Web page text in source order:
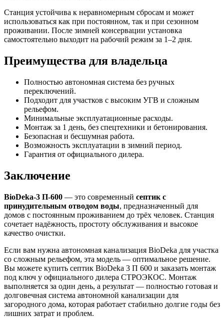
Станция устойчива к неравномерным сбросам и может
использоваться как при постоянном, так и при сезонном
проживании. После зимней консервации установка
самостоятельно выходит на рабочий режим за 1–2 дня.
Преимущества для владельца
Полностью автономная система без ручных
переключений.
Подходит для участков с высоким УГВ и сложным
рельефом.
Минимальные эксплуатационные расходы.
Монтаж за 1 день, без спецтехники и бетонирования.
Безопасная и бесшумная работа.
Возможность эксплуатации в зимний период.
Гарантия от официального дилера.
Заключение
BioDeka-3 П-600 — это современный септик с
принудительным отводом воды, предназначенный для
домов с постоянным проживанием до трёх человек. Станция
сочетает надёжность, простоту обслуживания и высокое
качество очистки.
Если вам нужна автономная канализация BioDeka для участка
со сложным рельефом, эта модель — оптимальное решение.
Вы можете купить септик BioDeka 3 П 600 и заказать монтаж
под ключ у официального дилера СТРОЭКОС. Монтаж
выполняется за один день, а результат — полностью готовая и
долговечная система автономной канализации для
загородного дома, которая работает стабильно долгие годы без
лишних затрат и проблем.